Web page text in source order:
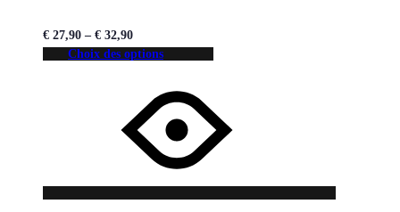
€ 27,90 – € 32,90
Choix des options